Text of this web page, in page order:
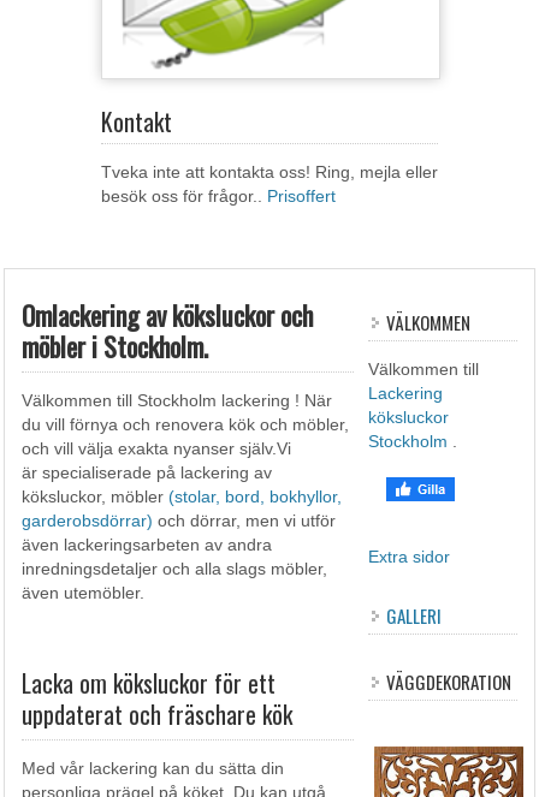
Kontakt
Tveka inte att kontakta oss! Ring, mejla eller
besök oss för frågor.. Prisoffert
Omlackering av köksluckor och
möbler i Stockholm.
Välkommen till Stockholm lackering ! När
du vill förnya och renovera kök och möbler,
och vill välja exakta nyanser själv.Vi
är specialiserade på lackering av
köksluckor, möbler (stolar, bord, bokhyllor,
garderobsdörrar) och dörrar, men vi utför
även lackeringsarbeten av andra
inredningsdetaljer och alla slags möbler,
även utemöbler.
Lacka om köksluckor för ett
uppdaterat och fräschare kök
Med vår lackering kan du sätta din
personliga prägel på köket. Du kan utgå
VÄLKOMMEN
Välkommen till
Lackering
köksluckor
Stockholm
Extra sidor
GALLERI
VÄGGDEKORATION